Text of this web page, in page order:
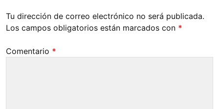
Tu dirección de correo electrónico no será publicada.
Los campos obligatorios están marcados con *
Comentario *